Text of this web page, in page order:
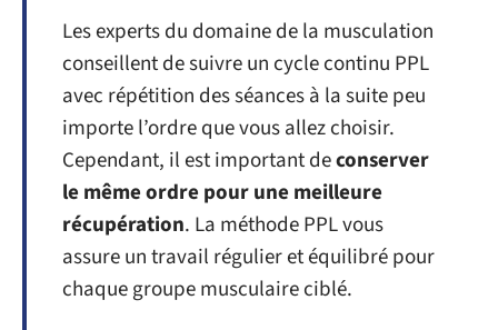
Les experts du domaine de la musculation
conseillent de suivre un cycle continu PPL
avec répétition des séances à la suite peu
importe l’ordre que vous allez choisir.
Cependant, il est important deconserver
le même ordre pour une meilleure
récupération. La méthode PPL vous
assure un travail régulier et équilibré pour
chaque groupe musculaire ciblé.